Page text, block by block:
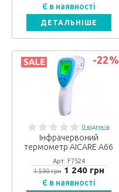
Є в наявності
ДЕТАЛЬНІШЕ
-22%
0 відгуків
Інфрачервоний
термометр AICARE A66
Арт: F7524
1 590 грн1 240 грн
Є в наявності